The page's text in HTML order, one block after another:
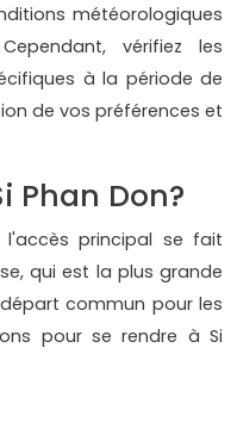
météorologiques
vérifiez les
à la période de
de vos préférences et
Phan Don?
principal se fait
qui est la plus grande
commun pour les
pour se rendre à Si